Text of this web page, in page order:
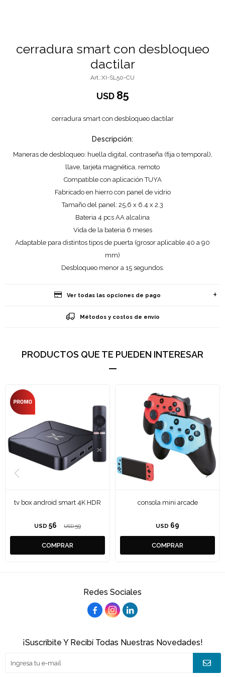
cerradura smart con desbloqueo
dactilar
XI-SL50-CU
USD 85
cerradura smart con desbloqueo dactilar
Descripción:
Maneras de desbloqueo: huella digital, contraseña (fija o temporal),
llave, tarjeta magnética, remoto
Compatible con aplicación TUYA
Fabricado en hierro con panel de vidrio
Tamaño del panel: 25,6 x 6.4 x 2.3
Bateria 4 pcs AA alcalina
Vida de la bateria 6 meses
Adaptable para distintos tipos de puerta (grosor aplicable 40 a 90
mm)
Desbloqueo menor a 15 segundos.
Ver todas las opciones de pago
Métodos y costos de envío
PRODUCTOS QUE TE PUEDEN INTERESAR
tv box android smart 4K HDR
USD 56 USD 59
consola mini arcade
USD 69
Redes Sociales
  
¡Suscribite Y Recibí Todas Nuestras Novedades!